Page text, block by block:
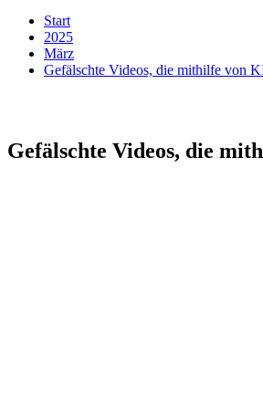
Start
2025
März
Gefälschte Videos, die mithilfe von
Gefälschte Videos, die